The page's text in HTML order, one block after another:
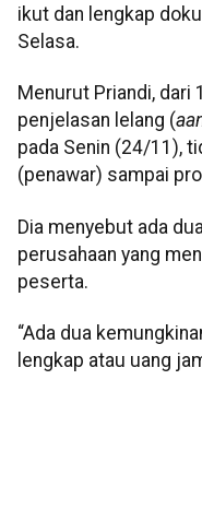
ikut dan lengkap
Selasa.
Menurut Priandi, dari
penjelasan lelang (
pada Senin (24/11),
(penawar) sampai
Dia menyebut ada
perusahaan yang
peserta.
“Ada dua
lengkap atau uang